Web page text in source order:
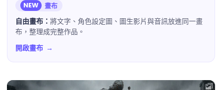
NEW 畫布
自由畫布： 將文字、角色設定圖、圖生影片與音訊放進同一畫
布，整理成完整作品。
開啟畫布